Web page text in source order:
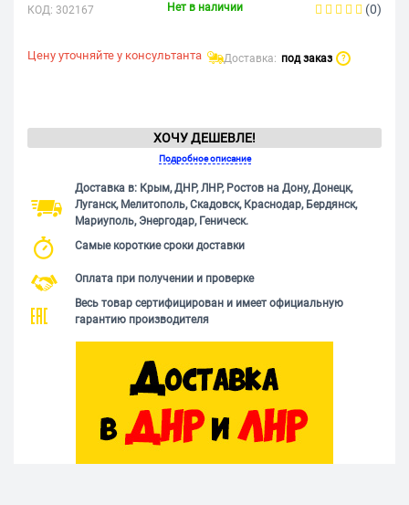
КОД: 302167 Нет в наличии (0)
Цену уточняйте у консультанта Доставка: под заказ ?
ХОЧУ ДЕШЕВЛЕ!
Подробное описание
Доставка в: Крым, ДНР, ЛНР, Ростов на Дону, Донецк,
Луганск, Мелитополь, Скадовск, Краснодар, Бердянск,
Мариуполь, Энергодар, Геническ.
Самые короткие сроки доставки
Оплата при получении и проверке
Весь товар сертифицирован и имеет официальную
гарантию производителя